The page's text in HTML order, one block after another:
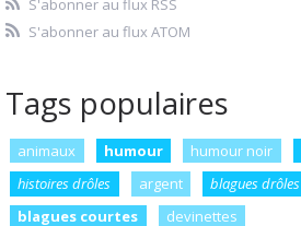
S'abonner au flux RSS
S'abonner au flux ATOM
Tags populaires
animaux humour humour noir
histoires drôles
argent blagues drôles
blagues courtes
devinettes